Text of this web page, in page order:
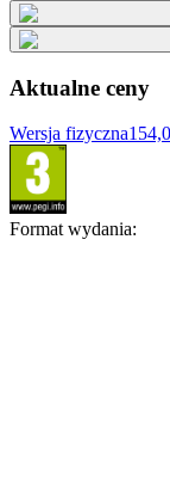
Aktualne ceny
Wersja fizyczna
Format wydania: